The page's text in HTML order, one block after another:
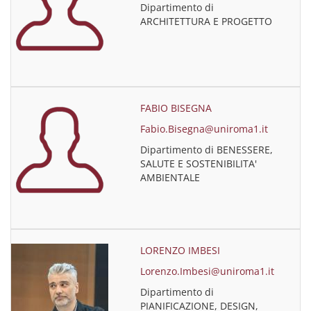
Dipartimento di
ARCHITETTURA E PROGETTO
FABIO BISEGNA
Fabio.Bisegna@uniroma1.it
Dipartimento di BENESSERE,
SALUTE E SOSTENIBILITA'
AMBIENTALE
LORENZO IMBESI
Lorenzo.Imbesi@uniroma1.it
Dipartimento di
PIANIFICAZIONE, DESIGN,